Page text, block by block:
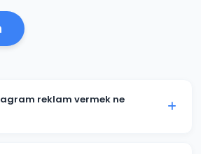
reklam vermek ne